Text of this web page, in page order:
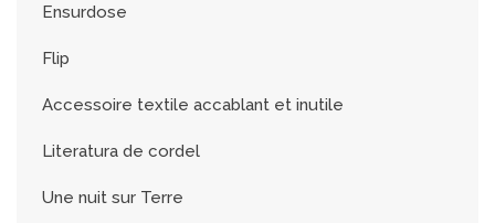
Ensurdose
Flip
Accessoire textile accablant et inutile
Literatura de cordel
Une nuit sur Terre